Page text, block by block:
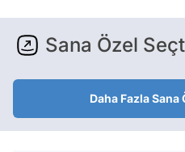
Sana Özel
Daha Fazla